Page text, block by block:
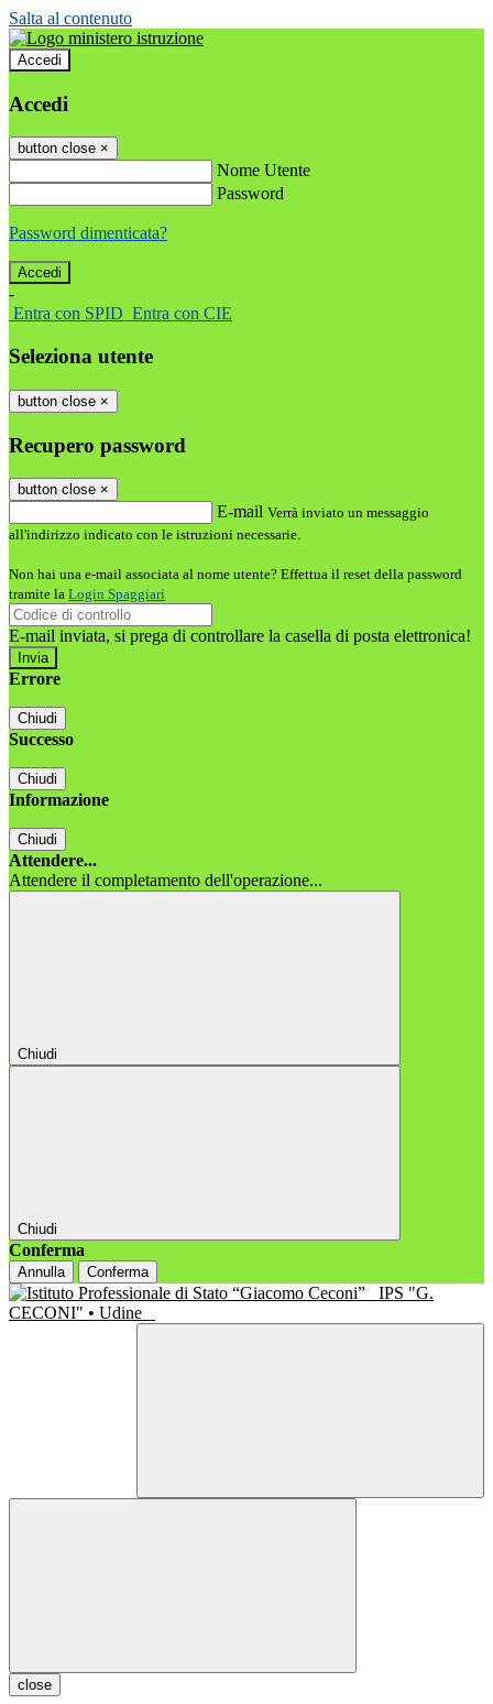
Salta al contenuto
Accedi
Accedi
button close ×
Nome Utente
Password
Password dimenticata?
-
Entra con SPID Entra con CIE
Seleziona utente
button close ×
Recupero password
button close ×
E-mail Verrà inviato un messaggio
all'indirizzo indicato con le istruzioni necessarie.
Non hai una e-mail associata al nome utente? Effettua il reset della password
tramite la Login Spaggiari
E-mail inviata, si prega di controllare la casella di posta elettronica!
Errore
Chiudi
Successo
Chiudi
Informazione
Chiudi
Attendere...
Attendere il completamento dell'operazione...
Chiudi
Chiudi
Conferma
Annulla Conferma
IPS "G.
CECONI" • Udine
close